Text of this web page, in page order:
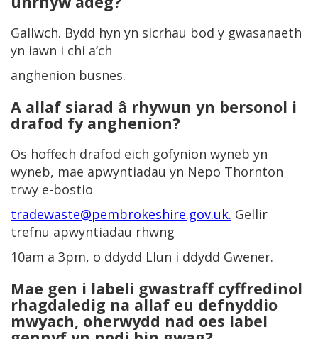
Gallwch. Bydd hyn yn sicrhau bod y gwasanaeth
yn iawn i chi a’ch
anghenion busnes.
A allaf siarad â rhywun yn bersonol i
drafod fy anghenion?
Os hoffech drafod eich gofynion wyneb yn
wyneb, mae apwyntiadau yn Nepo Thornton
trwy e-bostio
tradewaste@pembrokeshire.gov.uk. Gellir
trefnu apwyntiadau rhwng
10am a 3pm, o ddydd Llun i ddydd Gwener.
Mae gen i labeli gwastraff cyffredinol
rhagdaledig na allaf eu defnyddio
mwyach, oherwydd nad oes label